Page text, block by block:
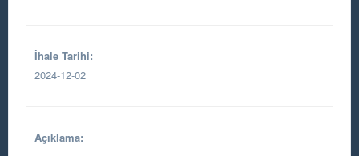
İhale Tarihi:
2024-12-02
Açıklama: